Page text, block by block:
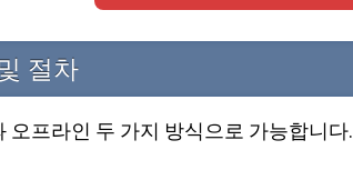
절차
오프라인 두 가지 방식으로 가능합니다.